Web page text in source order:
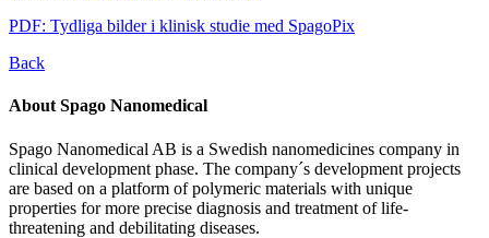
PDF: Tydliga bilder i klinisk studie med SpagoPix
Back
About Spago Nanomedical
Spago Nanomedical AB is a Swedish nanomedicines company in
clinical development phase. The company´s development projects
are based on a platform of polymeric materials with unique
properties for more precise diagnosis and treatment of life-
threatening and debilitating diseases.